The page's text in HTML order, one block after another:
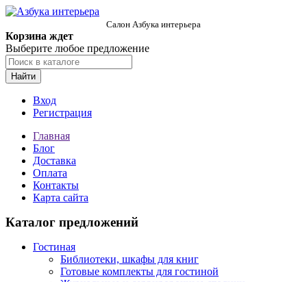
Салон Азбука интерьера
Корзина ждет
Выберите любое предложение
Найти
Вход
Регистрация
Главная
Блог
Доставка
Оплата
Контакты
Карта сайта
Каталог предложений
Гостиная
Библиотеки, шкафы для книг
Готовые комплекты для гостиной